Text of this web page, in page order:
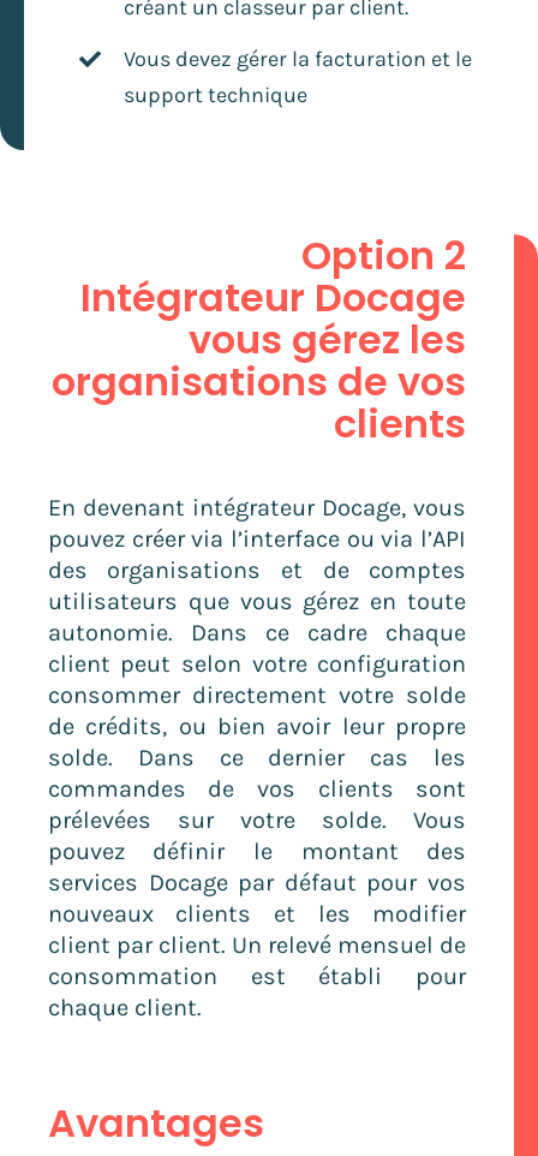
créant un classeur par client.
Vous devez gérer la facturation et le
support technique
Option 2
Intégrateur Docage
vous gérez les
organisations de vos
clients
En devenant intégrateur Docage, vous
pouvez créer via l’interface ou via l’API
des organisations et de comptes
utilisateurs que vous gérez en toute
autonomie. Dans ce cadre chaque
client peut selon votre configuration
consommer directement votre solde
de crédits, ou bien avoir leur propre
solde. Dans ce dernier cas les
commandes de vos clients sont
prélevées sur votre solde. Vous
pouvez définir le montant des
services Docage par défaut pour vos
nouveaux clients et les modifier
client par client. Un relevé mensuel de
consommation est établi pour
chaque client.
Avantages